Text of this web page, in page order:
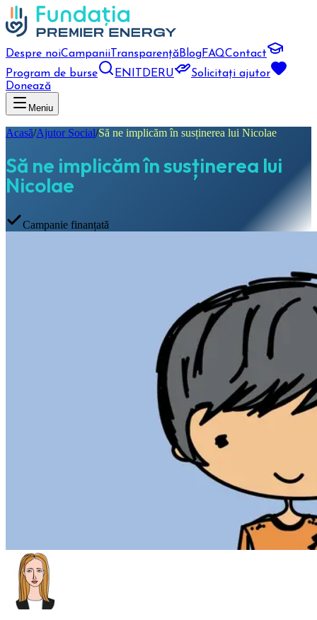
Despre noiCampanii TransparențăBlogFAQContact
Program de burse
EN DERU
Solicitați ajutor
Donează
Meniu
Acasă/Ajutor Social/Să ne implicăm în susținerea lui Nicolae
Să ne implicăm în susținerea lui
Nicolae
Campanie finanțată